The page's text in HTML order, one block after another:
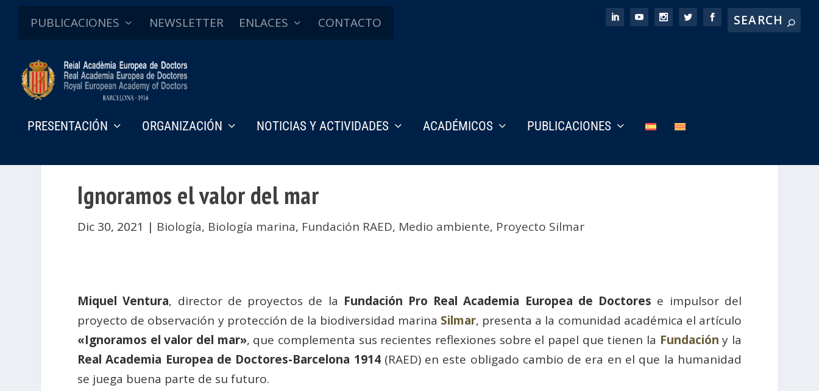
PUBLICACIONES NEWSLETTER ENLACES CONTACTO
PRESENTACIÓN ORGANIZACIÓN NOTICIAS Y ACTIVIDADES ACADÉMICOS PUBLICACIONES
Ignoramos el valor del mar
Dic 30, 2021 | Biología, Biología marina, Fundación RAED, Medio ambiente, Proyecto Silmar
Miquel Ventura, director de proyectos de la Fundación Pro Real Academia Europea de Doctores e impulsor del
proyecto de observación y protección de la biodiversidad marina Silmar, presenta a la comunidad académica el artículo
«Ignoramos el valor del mar», que complementa sus recientes reflexiones sobre el papel que tienen la Fundación y la
Real Academia Europea de Doctores-Barcelona 1914(RAED) en este obligado cambio de era en el que la humanidad
se juega buena parte de su futuro.